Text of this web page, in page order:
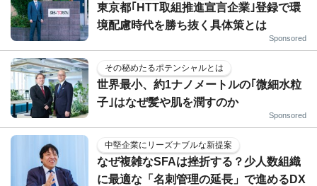
東京都｢HTT取組推進宣言企業｣登録で環
境配慮時代を勝ち抜く具体策とは
Sponsored
その秘めたるポテンシャルとは
世界最小、約1ナノメートルの｢微細水粒
子｣はなぜ髪や肌を潤すのか
Sponsored
中堅企業にリーズナブルな新提案
なぜ複雑なSFAは挫折する？少人数組織
に最適な「名刺管理の延長」で進めるDX